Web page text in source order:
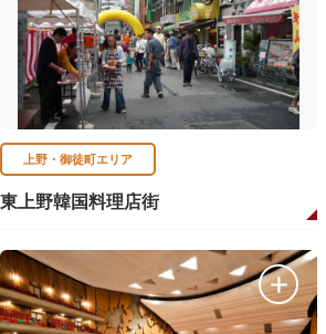
上野・御徒町エリア
東上野韓国料理店街